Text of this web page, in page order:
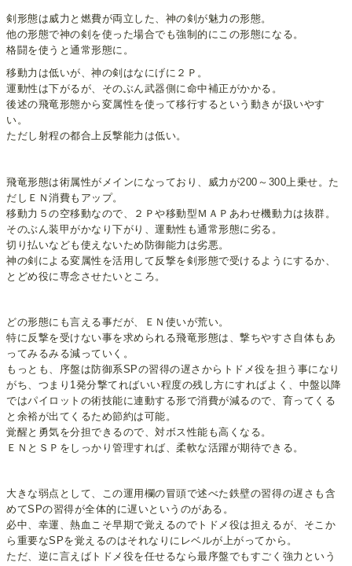
剣形態は威力と燃費が両立した、神の剣が魅力の形態。
他の形態で神の剣を使った場合でも強制的にこの形態になる。
格闘を使うと通常形態に。
移動力は低いが、神の剣はなにげに２Ｐ。
運動性は下がるが、そのぶん武器側に命中補正がかかる。
後述の飛竜形態から変属性を使って移行するという動きが扱いやす
い。
ただし射程の都合上反撃能力は低い。
飛竜形態は術属性がメインになっており、威力が200～300上乗せ。た
だしＥＮ消費もアップ。
移動力５の空移動なので、２Ｐや移動型ＭＡＰあわせ機動力は抜群。
そのぶん装甲がかなり下がり、運動性も通常形態に劣る。
切り払いなども使えないため防御能力は劣悪。
神の剣による変属性を活用して反撃を剣形態で受けるようにするか、
とどめ役に専念させたいところ。
どの形態にも言える事だが、ＥＮ使いが荒い。
特に反撃を受けない事を求められる飛竜形態は、撃ちやすさ自体もあ
ってみるみる減っていく。
もっとも、序盤は防御系SPの習得の遅さからトドメ役を担う事になり
がち、つまり1発分撃てればいい程度の残し方にすればよく、中盤以降
ではパイロットの術技能に連動する形で消費が減るので、育ってくる
と余裕が出てくるため節約は可能。
覚醒と勇気を分担できるので、対ボス性能も高くなる。
ＥＮとＳＰをしっかり管理すれば、柔軟な活躍が期待できる。
大きな弱点として、この運用欄の冒頭で述べた鉄壁の習得の遅さも含
めてSPの習得が全体的に遅いというのがある。
必中、幸運、熱血こそ早期で覚えるのでトドメ役は担えるが、そこか
ら重要なSPを覚えるのはそれなりにレベルが上がってから。
ただ、逆に言えばトドメ役を任せるなら最序盤でもすごく強力という